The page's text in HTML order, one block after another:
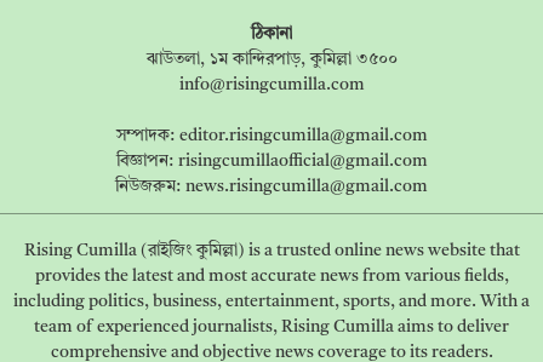
ঠিকানা
ঝাউতলা, ১ম কান্দিরপাড়, কুমিল্লা ৩৫০০
info@risingcumilla.com
সম্পাদক: editor.risingcumilla@gmail.com
বিজ্ঞাপন: risingcumillaofficial@gmail.com
নিউজরুম: news.risingcumilla@gmail.com
Rising Cumilla (রাইজিং কুমিল্লা) is a trusted online news website that
provides the latest and most accurate news from various fields,
including politics, business, entertainment, sports, and more. With a
team of experienced journalists, Rising Cumilla aims to deliver
comprehensive and objective news coverage to its readers.